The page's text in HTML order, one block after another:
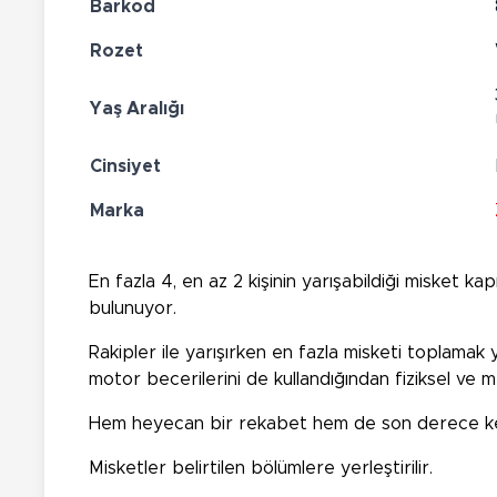
Barkod
Rozet
Yaş Aralığı
Cinsiyet
Marka
En fazla 4, en az 2 kişinin yarışabildiği misket
bulunuyor.
Rakipler ile yarışırken en fazla misketi
motor becerilerini de kullandığından fiziksel ve
Hem heyecan bir rekabet hem de son derece
Misketler belirtilen bölümlere yerleştirilir.